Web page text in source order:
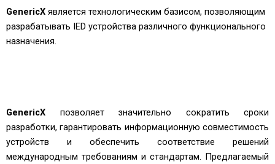
GenericX является технологическим базисом, позволяющим
разрабатывать IED устройства различного функционального
назначения.
GenericX позволяет значительно сократить сроки
разработки, гарантировать информационную совместимость
устройств и обеспечить соответствие решений
международным требованиям и стандартам. Предлагаемый